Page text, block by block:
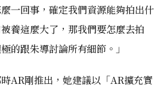
一回事，確定我們資源能夠拍出什
養這麼大了，那我們要怎麼去拍
的跟朱導討論所有細節。」
AR剛推出，她建議以「AR擴充實